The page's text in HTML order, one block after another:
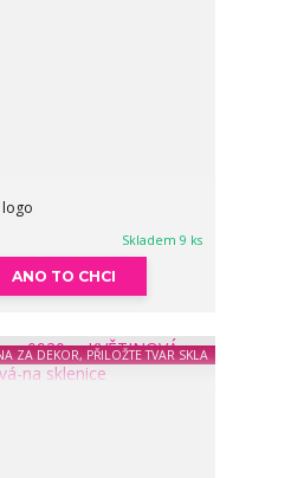
logo
Skladem 9 ks
ANO TO CHCI
ZA DEKOR, PŘILOŽTE TVAR SKLA